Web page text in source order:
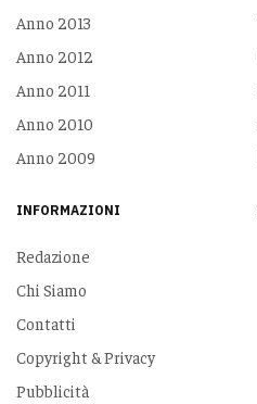
Anno 2013
Anno 2012
Anno 2011
Anno 2010
Anno 2009
INFORMAZIONI
Redazione
Chi Siamo
Contatti
Copyright & Privacy
Pubblicità